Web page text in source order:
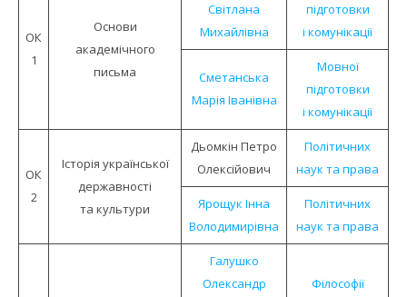
ОК
1
Основи
академічного
письма
Світлана
Михайлівна
підготовки
і комунікації
Сметанська
Марія Іванівна
Мовної
підготовки
і комунікації
ОК
2
Історiя української
державностi
та культури
Дьомкін Петро
Олексійович
Політичних
наук та права
Ярощук Інна
Володимирівна
Політичних
наук та права
Галушко
Олександр
Філософії